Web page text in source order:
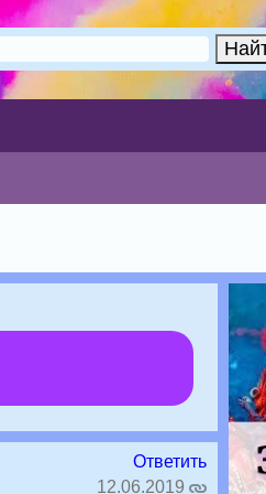
Ответить
12.06.2019